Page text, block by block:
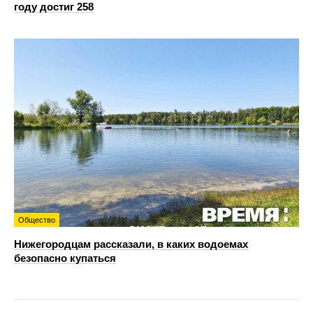
году достиг 258
Общество
Нижегородцам рассказали, в каких водоемах
безопасно купаться